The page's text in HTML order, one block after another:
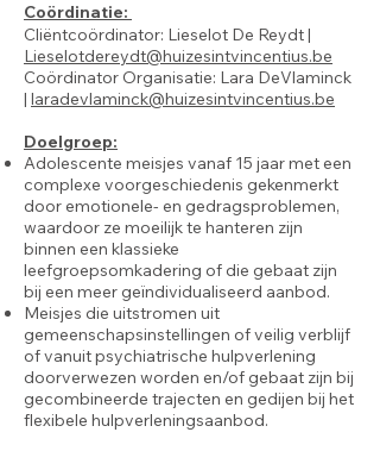
Coördinatie:
Cliëntcoördinator: Lieselot De Reydt |
Lieselotdereydt@huizesintvincentius.be
Coördinator Organisatie: Lara DeVlaminck
| laradevlaminck@huizesintvincentius.be
Doelgroep:
Adolescente meisjes vanaf 15 jaar met een
complexe voorgeschiedenis gekenmerkt
door emotionele- en gedragsproblemen,
waardoor ze moeilijk te hanteren zijn
binnen een klassieke
leefgroepsomkadering of die gebaat zijn
bij een meer geïndividualiseerd aanbod.
Meisjes die uitstromen uit
gemeenschapsinstellingen of veilig verblijf
of vanuit psychiatrische hulpverlening
doorverwezen worden en/of gebaat zijn bij
gecombineerde trajecten en gedijen bij het
flexibele hulpverleningsaanbod.